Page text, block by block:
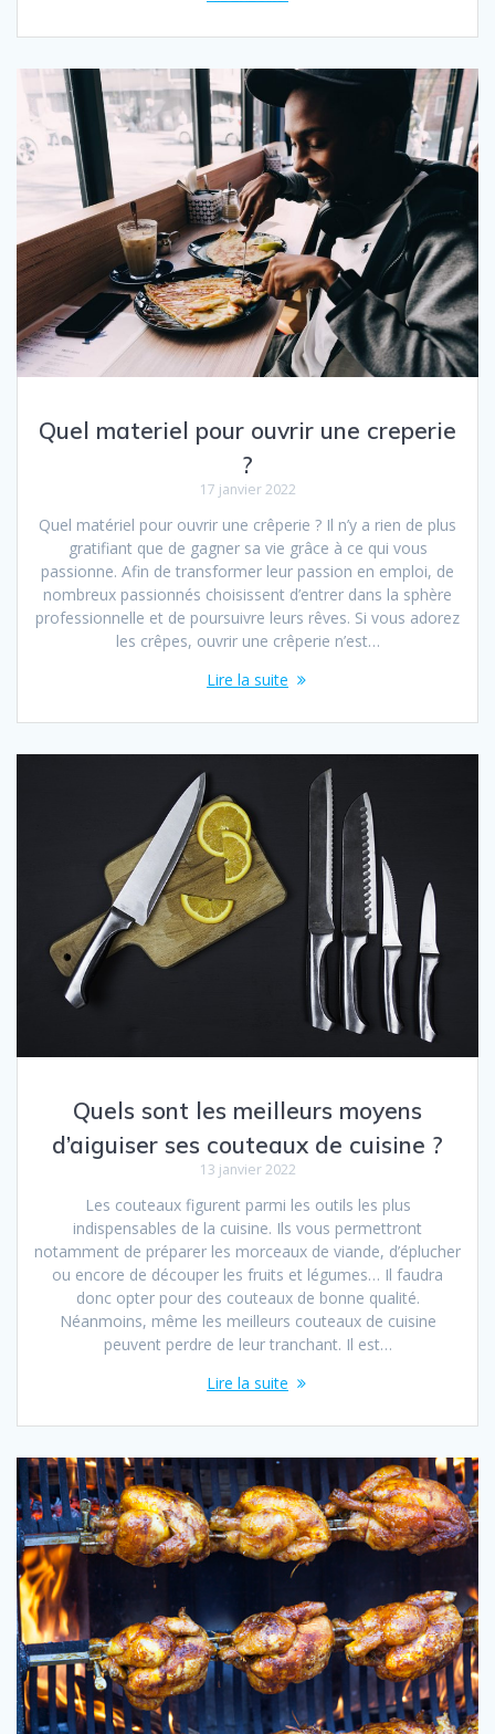
Quel materiel pour ouvrir une creperie
?
17 janvier 2022
Quel matériel pour ouvrir une crêperie ? Il n’y a rien de plus
gratifiant que de gagner sa vie grâce à ce qui vous
passionne. Afin de transformer leur passion en emploi, de
nombreux passionnés choisissent d’entrer dans la sphère
professionnelle et de poursuivre leurs rêves. Si vous adorez
les crêpes, ouvrir une crêperie n’est…
Lire la suite
Quels sont les meilleurs moyens
d’aiguiser ses couteaux de cuisine ?
13 janvier 2022
Les couteaux figurent parmi les outils les plus
indispensables de la cuisine. Ils vous permettront
notamment de préparer les morceaux de viande, d’éplucher
ou encore de découper les fruits et légumes… Il faudra
donc opter pour des couteaux de bonne qualité.
Néanmoins, même les meilleurs couteaux de cuisine
peuvent perdre de leur tranchant. Il est…
Lire la suite